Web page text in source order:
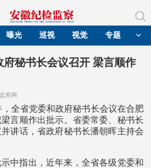
曝光 巡视 视觉 专题
府秘书长会议召开 梁言顺作
察网
全省党委和政府秘书长会议在合肥
言顺作出批示。省委常委、秘书长
讲话，省政府秘书长潘朝晖主持会
中指出，近年来，全省各级党委和